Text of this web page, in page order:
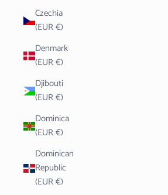
Czechia
(EUR €)
Denmark
(EUR €)
Djibouti
(EUR €)
Dominica
(EUR €)
Dominican
Republic
(EUR €)